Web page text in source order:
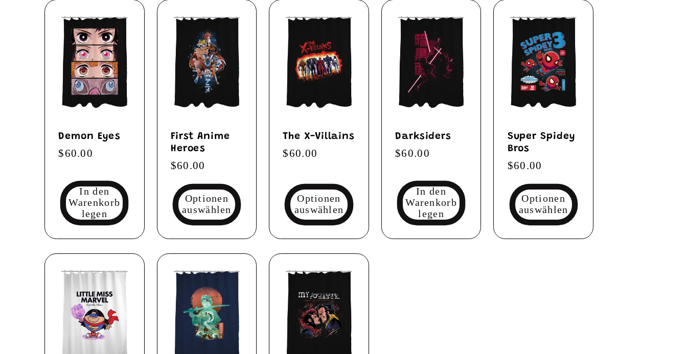
Demon Eyes
Normaler
$60.00
In den
Warenkorb
legen
First Anime
Heroes
Normaler
$60.00
Optionen
auswählen
The X-Villains
Normaler
$60.00
Optionen
auswählen
Darksiders
Normaler
$60.00
In den
Warenkorb
legen
Super Spidey
Bros
Normaler
$60.00
Optionen
auswählen